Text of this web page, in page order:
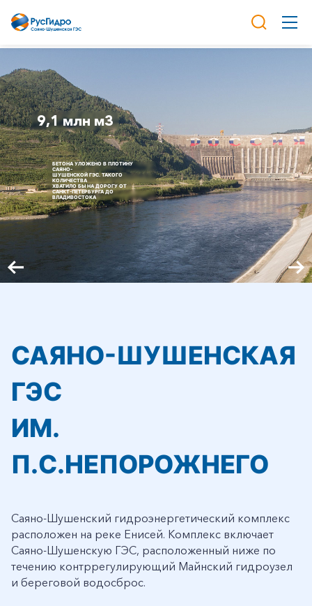
9,1 млн м3
БЕТОНА УЛОЖЕНО В ПЛОТИНУ
САЯНО-
ШУШЕНСКОЙ ГЭС. ТАКОГО
КОЛИЧЕСТВА
ХВАТИЛО БЫ НА ДОРОГУ ОТ
САНКТ-ПЕТЕРБУРГА ДО
ВЛАДИВОСТОКА
САЯНО-ШУШЕНСКАЯ
ГЭС
ИМ.
П.С.НЕПОРОЖНЕГО
Саяно-Шушенский гидроэнергетический комплекс
расположен на реке Енисей. Комплекс включает
Саяно-Шушенскую ГЭС, расположенный ниже по
течению контррегулирующий Майнский гидроузел
и береговой водосброс.